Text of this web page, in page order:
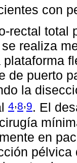
con
rectal total
realiza
de puerto
la
4,8,9. El
en